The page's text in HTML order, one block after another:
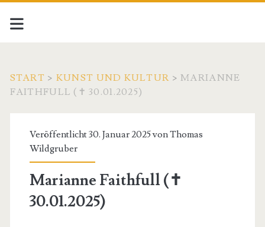
START > KUNST UND KULTUR >MARIANNE
FAITHFULL (✝ 30.01.2025)
Veröffentlicht 30. Januar 2025 vonThomas
Wildgruber
Marianne Faithfull (✝
30.01.2025)